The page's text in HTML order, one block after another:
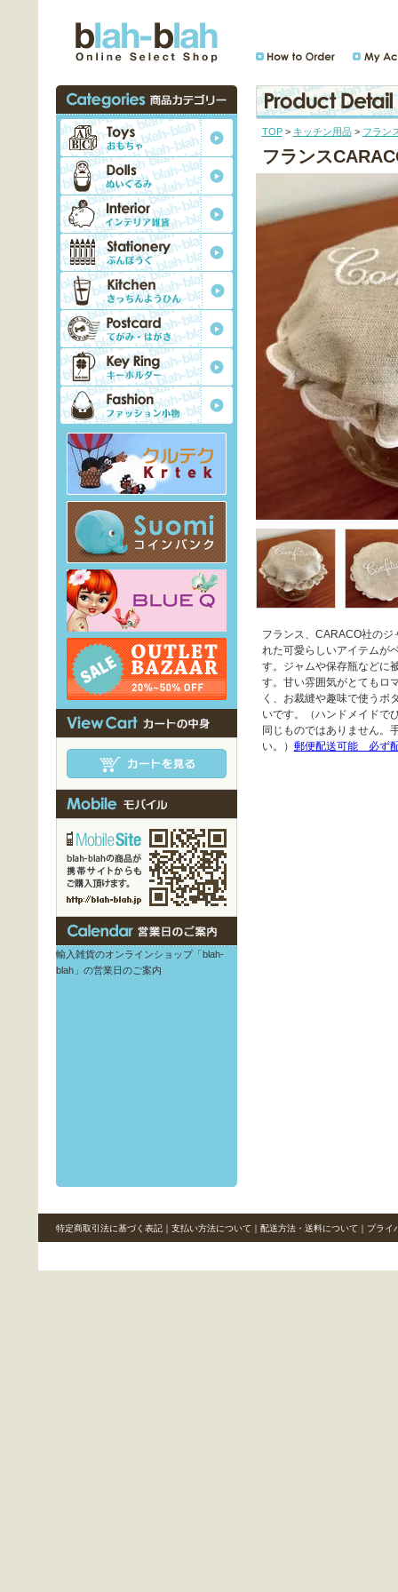
TOP> キッチン用品> フラン
フランス
フランス、CARACO社の
れた可愛らしいアイテムが
す。ジャムや保存瓶などに
す。甘い雰囲気がとてもロ
く、お裁縫や趣味で使うボ
いです。（ハンドメイドで
同じものではありません。
い。） 郵便配送可能 必ず
輸入雑貨のオンラインショップ「blah-
blah」の営業日のご案内
特定商取引法に基づく表記｜ 支払い方法について ｜ 配送方法・送料について ｜ プライ